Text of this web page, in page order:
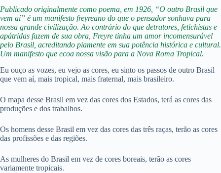
Publicado originalmente como poema, em 1926, “O outro Brasil que
vem aí” é um manifesto freyreano do que o pensador sonhava para
nossa grande civilização. Ao contrário do que detratores, fetichistas e
apátridas fazem de sua obra, Freyre tinha um amor incomensurável
pelo Brasil, acreditando piamente em sua potência histórica e cultural.
Um manifesto que ecoa nossa visão para a Nova Roma Tropical.
Eu ouço as vozes, eu vejo as cores, eu sinto os passos de outro Brasil
que vem aí, mais tropical, mais fraternal, mais brasileiro.
O mapa desse Brasil em vez das cores dos Estados, terá as cores das
produções e dos trabalhos.
Os homens desse Brasil em vez das cores das três raças, terão as cores
das profissões e das regiões.
As mulheres do Brasil em vez de cores boreais, terão as cores
variamente tropicais.